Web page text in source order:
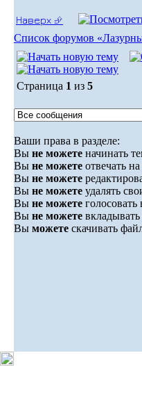
Наверх ⮵
Список форумов
Страница 1 из 5
Ваши права в разделе:
Вы не можете начинать
Вы не можете отвечать
Вы не можете
Вы не можете удалять
Вы не можете голосовать
Вы не можете
Вы можете скачивать